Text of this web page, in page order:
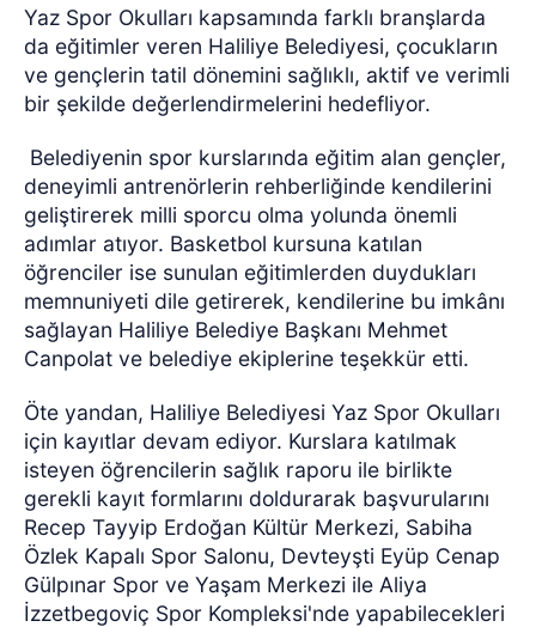
Yaz Spor Okulları kapsamında farklı branşlarda
da eğitimler veren Haliliye Belediyesi, çocukların
ve gençlerin tatil dönemini sağlıklı, aktif ve verimli
bir şekilde değerlendirmelerini hedefliyor.
Belediyenin spor kurslarında eğitim alan gençler,
deneyimli antrenörlerin rehberliğinde kendilerini
geliştirerek milli sporcu olma yolunda önemli
adımlar atıyor. Basketbol kursuna katılan
öğrenciler ise sunulan eğitimlerden duydukları
memnuniyeti dile getirerek, kendilerine bu imkânı
sağlayan Haliliye Belediye Başkanı Mehmet
Canpolat ve belediye ekiplerine teşekkür etti.
Öte yandan, Haliliye Belediyesi Yaz Spor Okulları
için kayıtlar devam ediyor. Kurslara katılmak
isteyen öğrencilerin sağlık raporu ile birlikte
gerekli kayıt formlarını doldurarak başvurularını
Recep Tayyip Erdoğan Kültür Merkezi, Sabiha
Özlek Kapalı Spor Salonu, Devteyşti Eyüp Cenap
Gülpınar Spor ve Yaşam Merkezi ile Aliya
İzzetbegoviç Spor Kompleksi'nde yapabilecekleri